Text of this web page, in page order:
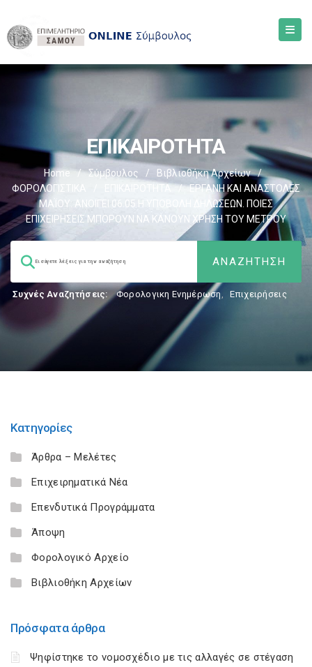
ΕΠΙΚΑΙΡΟΤΗΤΑ
Home / Σύμβουλος / Βιβλιοθήκη Αρχείων
/
ΦΟΡΟΛΟΓΙΣΤΙΚΑ
ΕΠΙΚΑΙΡΟΤΗΤΑ /
ΕΡΓΑΝΗ ΚΑΙ ΑΝΑΣΤΟΛΕΣ
ΜΑΪΟΥ: ΑΝΟΙΓΕΙ 06.05 Η ΥΠΟΒΟΛΗ ΔΗΛΩΣΕΩΝ. ΠΟΙΕΣ
ΕΠΙΧΕΙΡΗΣΕΙΣ ΜΠΟΡΟΥΝ ΝΑ ΚΑΝΟΥΝ ΧΡΗΣΗ ΤΟΥ ΜΕΤΡΟΥ
Συχνές Αναζητήσεις: Φορολογικη Ενημέρωση, Επιχειρήσεις
Κατηγορίες
Άρθρα – Μελέτες
Επιχειρηματικά Νέα
Επενδυτικά Προγράμματα
Άποψη
Φορολογικό Αρχείο
Βιβλιοθήκη Αρχείων
Πρόσφατα άρθρα
Ψηφίστηκε το νομοσχέδιο με τις αλλαγές σε στέγαση